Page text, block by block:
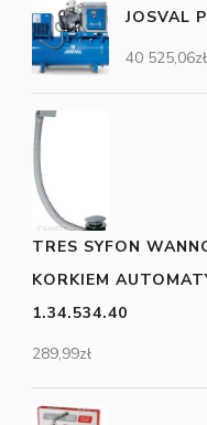
JOSVAL
40 525,06zł
TRES SYFON
KORKIEM
1.34.534.40
289,99zł